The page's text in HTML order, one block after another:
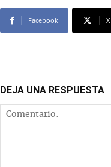
Facebook X
DEJA UNA RESPUESTA